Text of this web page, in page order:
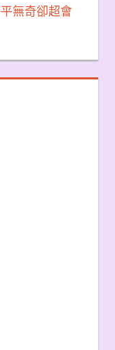
無奇卻超會